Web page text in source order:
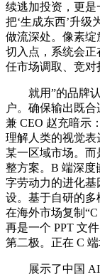
续逃加投资，更
把‘生成东西’升级
做流深处。像素绽
切入点，系统会
任市场调取、竞对
就用”的品牌认
户。确保输出既合
兼 CEO 赵充暗示
理解人类的视觉
某一区域市场。
整方案。B 端深度
字劳动力的进化基
设。基于自研的
在海外市场复制
再是一个 PPT 文
第二极。正在 C
展示了中国 AI